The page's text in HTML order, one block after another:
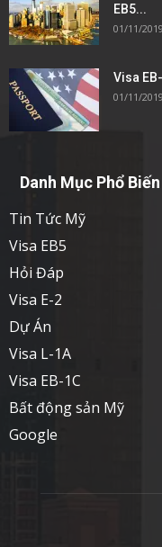
EB5...
01/11/2019
Visa
01/11/2019
Danh Mục Phổ Biến
Tin Tức Mỹ
Visa EB5
Hỏi Đáp
Visa E-2
Dự Án
Visa L-1A
Visa EB-1C
Bất động sản Mỹ
Google